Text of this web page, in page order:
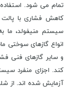
تمام می شود.
کاهش فشاری با پالت
سیستم منیفولد، ما
انواع گازهای سوختی
و سایر گازهای فنی
کند. اجزای منفرد
آزمایش شده اند. از